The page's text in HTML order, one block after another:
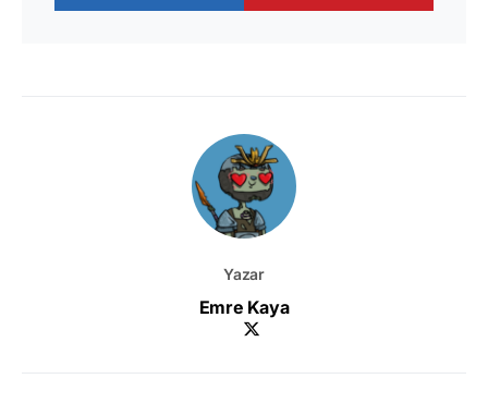
Yazar
Emre Kaya